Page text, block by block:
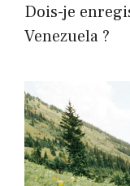
Dois-je
Venezuela ?